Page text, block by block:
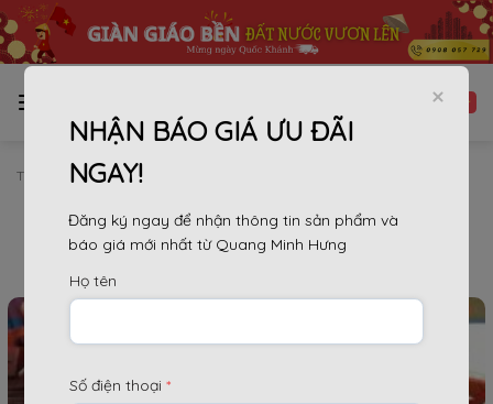
Bỏ
qua
nội
dung
TRANG CHỦ » PHỤ KIỆN
Lưu trữ danh mục:Phụ kiện
NHẬN BÁO GIÁ ƯU ĐÃI
NGAY!
Đăng ký ngay để nhận thông tin sản phẩm và
báo giá mới nhất từ Quang Minh Hưng
Họ tên
Số điện thoại *